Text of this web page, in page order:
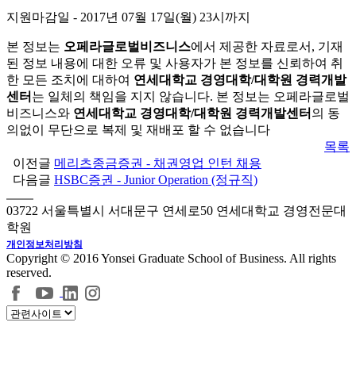
지원마감일 - 2017년 07월 17일(월) 23시까지
본 정보는 오페라글로벌비즈니스에서 제공한 자료로서, 기재
된 정보 내용에 대한 오류 및 사용자가 본 정보를 신뢰하여 취
한 모든 조치에 대하여 연세대학교 경영대학/대학원 경력개발
센터 는 일체의 책임을 지지 않습니다. 본 정보는 오페라글로벌
비즈니스와 연세대학교 경영대학/대학원 경력개발센터 의 동
의없이 무단으로 복제 및 재배포 할 수 없습니다
목록
이전글 메리츠종금증권 - 채권영업 인턴 채용
다음글 HSBC증권 - Junior Operation (정규직)
03722 서울특별시 서대문구 연세로50 연세대학교 경영전문대
학원
개인정보처리방침
Copyright © 2016 Yonsei Graduate School of Business. All rights
reserved.